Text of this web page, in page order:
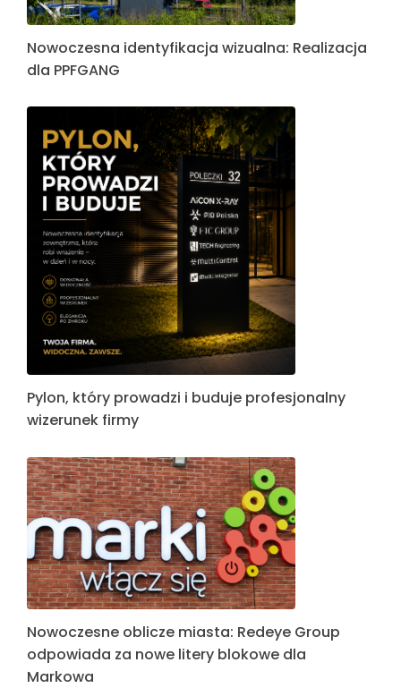
Nowoczesna identyfikacja wizualna: Realizacja
dla PPFGANG
Pylon, który prowadzi i buduje profesjonalny
wizerunek firmy
Nowoczesne oblicze miasta: Redeye Group
odpowiada za nowe litery blokowe dla
Markowa